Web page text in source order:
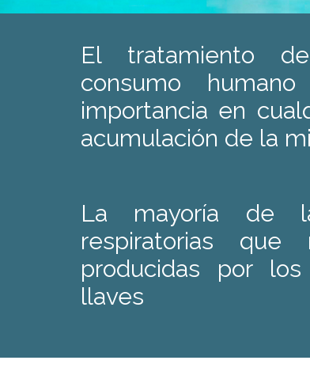
El tratamiento
consumo
importancia en
acumulación de la
La mayoría de
respiratorias
producidas por
llaves